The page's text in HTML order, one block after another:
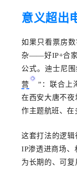
意义超出
如果只看票房
杂——好IP+合家
公式。迪士尼
营
”：联合上
在西安大唐不
作主题航班、在
这套打法的逻辑
IP渗透进商场、
为长期的、可